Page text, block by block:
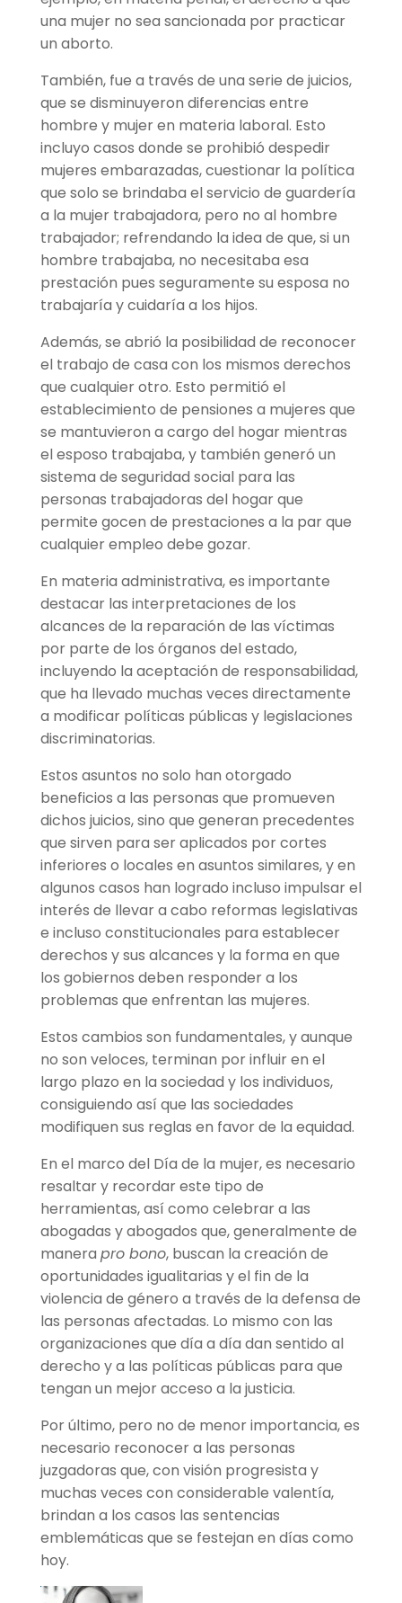
una mujer no sea sancionada por practicar
un aborto.
También, fue a través de una serie de juicios,
que se disminuyeron diferencias entre
hombre y mujer en materia laboral. Esto
incluyo casos donde se prohibió despedir
mujeres embarazadas, cuestionar la política
que solo se brindaba el servicio de guardería
a la mujer trabajadora, pero no al hombre
trabajador; refrendando la idea de que, si un
hombre trabajaba, no necesitaba esa
prestación pues seguramente su esposa no
trabajaría y cuidaría a los hijos.
Además, se abrió la posibilidad de reconocer
el trabajo de casa con los mismos derechos
que cualquier otro. Esto permitió el
establecimiento de pensiones a mujeres que
se mantuvieron a cargo del hogar mientras
el esposo trabajaba, y también generó un
sistema de seguridad social para las
personas trabajadoras del hogar que
permite gocen de prestaciones a la par que
cualquier empleo debe gozar.
En materia administrativa, es importante
destacar las interpretaciones de los
alcances de la reparación de las víctimas
por parte de los órganos del estado,
incluyendo la aceptación de responsabilidad,
que ha llevado muchas veces directamente
a modificar políticas públicas y legislaciones
discriminatorias.
Estos asuntos no solo han otorgado
beneficios a las personas que promueven
dichos juicios, sino que generan precedentes
que sirven para ser aplicados por cortes
inferiores o locales en asuntos similares, y en
algunos casos han logrado incluso impulsar el
interés de llevar a cabo reformas legislativas
e incluso constitucionales para establecer
derechos y sus alcances y la forma en que
los gobiernos deben responder a los
problemas que enfrentan las mujeres.
Estos cambios son fundamentales, y aunque
no son veloces, terminan por influir en el
largo plazo en la sociedad y los individuos,
consiguiendo así que las sociedades
modifiquen sus reglas en favor de la equidad.
En el marco del Día de la mujer, es necesario
resaltar y recordar este tipo de
herramientas, así como celebrar a las
abogadas y abogados que, generalmente de
manera pro bono, buscan la creación de
oportunidades igualitarias y el fin de la
violencia de género a través de la defensa de
las personas afectadas. Lo mismo con las
organizaciones que día a día dan sentido al
derecho y a las políticas públicas para que
tengan un mejor acceso a la justicia.
Por último, pero no de menor importancia, es
necesario reconocer a las personas
juzgadoras que, con visión progresista y
muchas veces con considerable valentía,
brindan a los casos las sentencias
emblemáticas que se festejan en días como
hoy.